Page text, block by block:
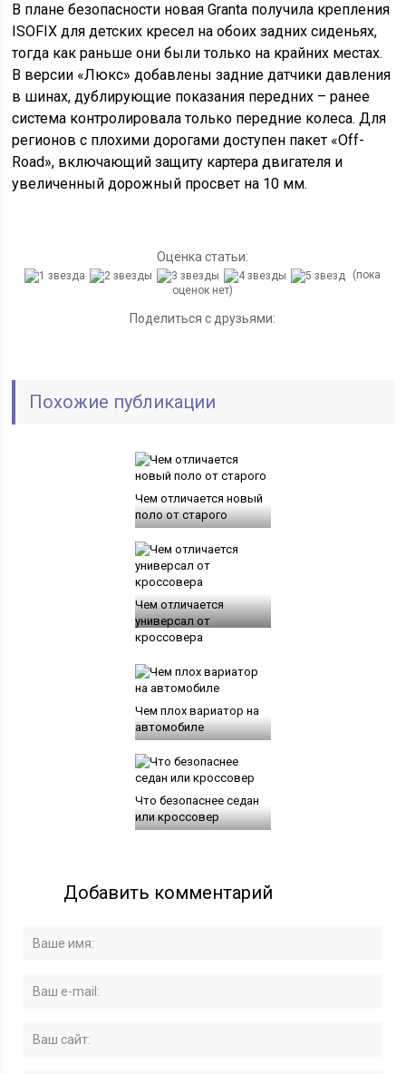
В плане безопасности новая Granta получила крепления
ISOFIX для детских кресел на обоих задних сиденьях,
тогда как раньше они были только на крайних местах.
В версии «Люкс» добавлены задние датчики давления
в шинах, дублирующие показания передних – ранее
система контролировала только передние колеса. Для
регионов с плохими дорогами доступен пакет «Off-
Road», включающий защиту картера двигателя и
увеличенный дорожный просвет на 10 мм.
Оценка статьи:
(пока
оценок нет)
Поделиться с друзьями:
Похожие публикации
Чем отличается новый
поло от старого
Чем отличается
универсал от
кроссовера
Чем плох вариатор на
автомобиле
Что безопаснее седан
или кроссовер
Добавить комментарий